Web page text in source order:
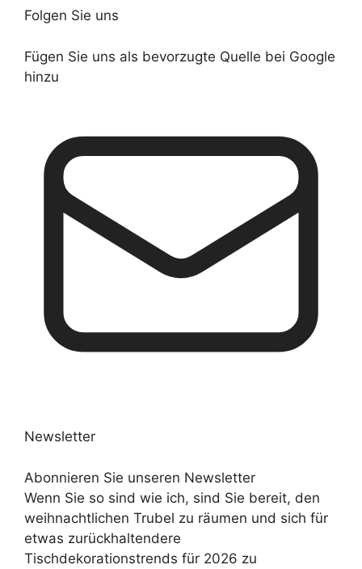
Folgen Sie uns
Fügen Sie uns als bevorzugte Quelle bei Google
hinzu
Newsletter
Abonnieren Sie unseren Newsletter
Wenn Sie so sind wie ich, sind Sie bereit, den
weihnachtlichen Trubel zu räumen und sich für
etwas zurückhaltendere
Tischdekorationstrends für 2026 zu